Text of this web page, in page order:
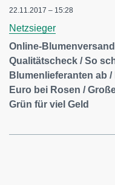
22.11.2017 – 15:28
Netzsieger
Online-
Qualitätscheck / So
Blumenlieferanten ab
Euro bei Rosen /
Grün für viel Geld